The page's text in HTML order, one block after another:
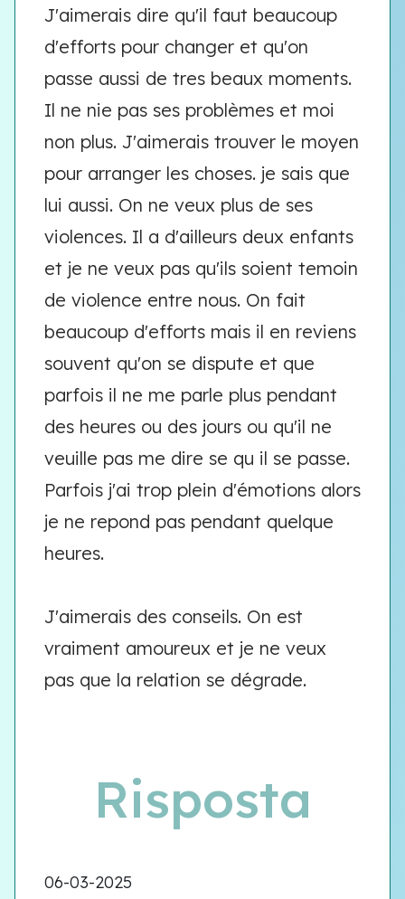
J'aimerais dire qu'il faut beaucoup
d'efforts pour changer et qu'on
passe aussi de tres beaux moments.
Il ne nie pas ses problèmes et moi
non plus. J'aimerais trouver le moyen
pour arranger les choses. je sais que
lui aussi. On ne veux plus de ses
violences. Il a d'ailleurs deux enfants
et je ne veux pas qu'ils soient temoin
de violence entre nous. On fait
beaucoup d'efforts mais il en reviens
souvent qu'on se dispute et que
parfois il ne me parle plus pendant
des heures ou des jours ou qu'il ne
veuille pas me dire se qu il se passe.
Parfois j'ai trop plein d'émotions alors
je ne repond pas pendant quelque
heures.
J'aimerais des conseils. On est
vraiment amoureux et je ne veux
pas que la relation se dégrade.
Risposta
06-03-2025